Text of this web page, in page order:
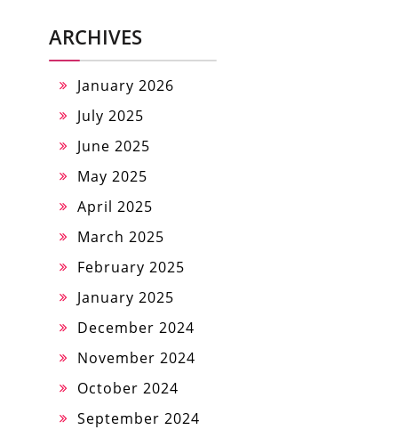
ARCHIVES
January 2026
July 2025
June 2025
May 2025
April 2025
March 2025
February 2025
January 2025
December 2024
November 2024
October 2024
September 2024